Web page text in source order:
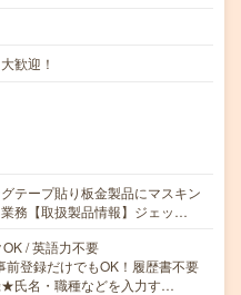
歓迎！
テープ貼り板金製品にマスキン
務【取扱製品情報】ジェッ…
/ 英語力不要
登録だけでもOK！履歴書不要
氏名・職種などを入力す…